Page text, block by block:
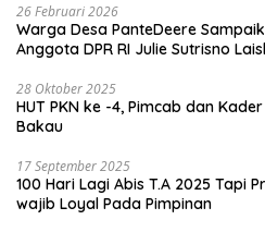
26 Februari 2026
Warga Desa PanteDeere
Anggota DPR RI Julie Sutrisno
28 Oktober 2025
HUT PKN ke -4, Pimcab dan Kader Gelar Bansos, Tanam
Bakau
17 September 2025
100 Hari Lagi Abis T.A 2025 Tapi Progres Baru
wajib Loyal Pada Pimpinan